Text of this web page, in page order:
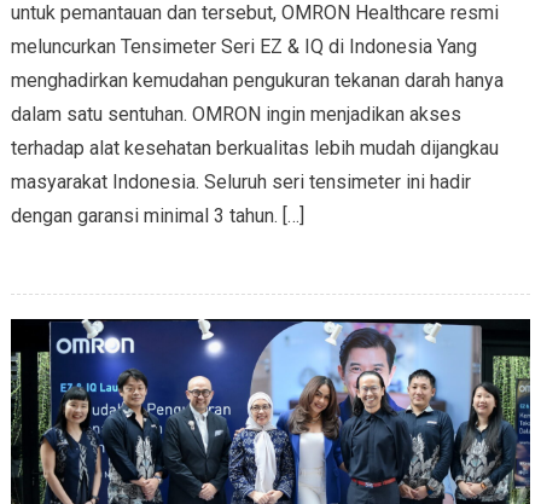
untuk pemantauan dan tersebut, OMRON Healthcare resmi
meluncurkan Tensimeter Seri EZ & IQ di Indonesia Yang
menghadirkan kemudahan pengukuran tekanan darah hanya
dalam satu sentuhan. OMRON ingin menjadikan akses
terhadap alat kesehatan berkualitas lebih mudah dijangkau
masyarakat Indonesia. Seluruh seri tensimeter ini hadir
dengan garansi minimal 3 tahun. […]